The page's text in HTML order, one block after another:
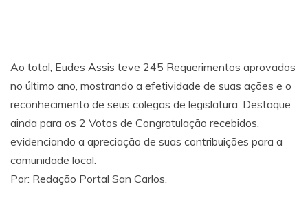
Ao total, Eudes Assis teve 245 Requerimentos aprovados
no último ano, mostrando a efetividade de suas ações e o
reconhecimento de seus colegas de legislatura. Destaque
ainda para os 2 Votos de Congratulação recebidos,
evidenciando a apreciação de suas contribuições para a
comunidade local.
Por: Redação Portal San Carlos.